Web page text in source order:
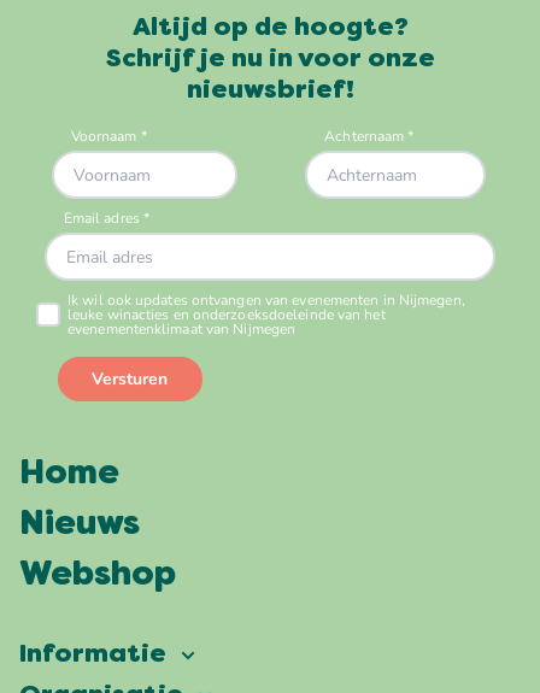
Altijd op de hoogte?
Schrijf je nu in voor onze
nieuwsbrief!
Home
Nieuws
Webshop
Informatie
Vierdaagsefeesten